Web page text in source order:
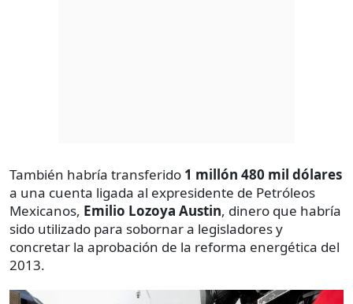
También habría transferido 1 millón 480 mil dólares
a una cuenta ligada al expresidente de Petróleos
Mexicanos, Emilio Lozoya Austin, dinero que habría
sido utilizado para sobornar a legisladores y
concretar la aprobación de la reforma energética del
2013.